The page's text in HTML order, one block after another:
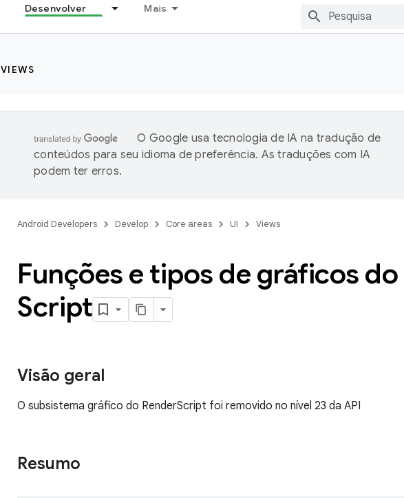
Desenvolver Mais
VIEWS
O Google usa tecnologia de IA na tradução de
conteúdos para seu idioma de preferência. As traduções com IA
podem ter erros.
Android Developers Develop Core areas UI Views
Funções e tipos de gráficos
Script
Visão geral
O subsistema gráfico do RenderScript foi removido no nível 23 da API
Resumo